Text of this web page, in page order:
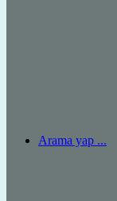
Arama yap ...